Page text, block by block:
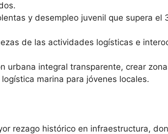
y desempleo juvenil que supera el
de las actividades logísticas e
urbana integral transparente, crear
marina para jóvenes locales.
rezago histórico en infraestructura,